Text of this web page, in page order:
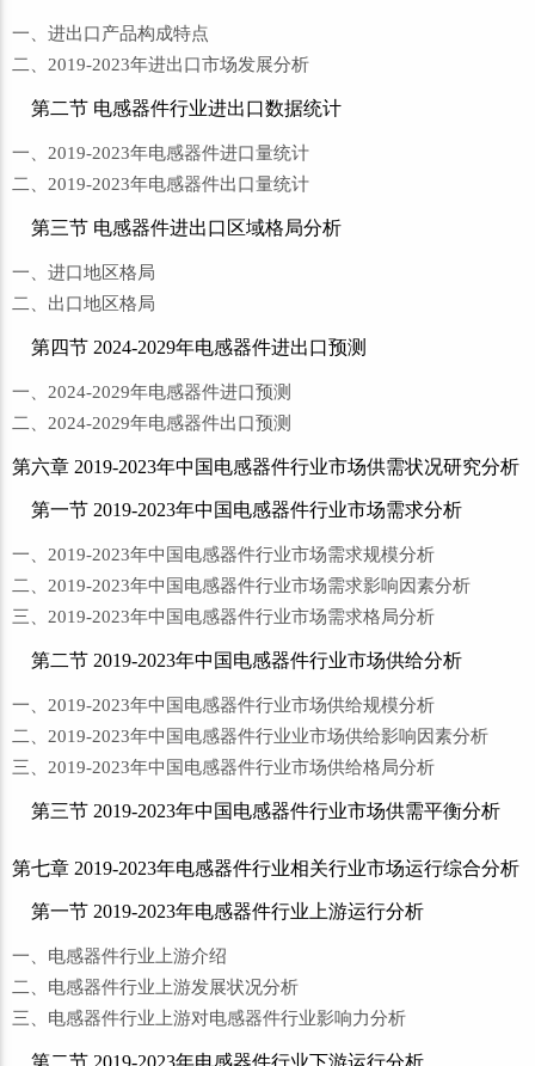
一、进出口产品构成特点
二、2019-2023年进出口市场发展分析
第二节 电感器件行业进出口数据统计
一、2019-2023年电感器件进口量统计
二、2019-2023年电感器件出口量统计
第三节 电感器件进出口区域格局分析
一、进口地区格局
二、出口地区格局
第四节 2024-2029年电感器件进出口预测
一、2024-2029年电感器件进口预测
二、2024-2029年电感器件出口预测
第六章 2019-2023年中国电感器件行业市场供需状况研究分析
第一节 2019-2023年中国电感器件行业市场需求分析
一、2019-2023年中国电感器件行业市场需求规模分析
二、2019-2023年中国电感器件行业市场需求影响因素分析
三、2019-2023年中国电感器件行业市场需求格局分析
第二节 2019-2023年中国电感器件行业市场供给分析
一、2019-2023年中国电感器件行业市场供给规模分析
二、2019-2023年中国电感器件行业业市场供给影响因素分析
三、2019-2023年中国电感器件行业市场供给格局分析
第三节 2019-2023年中国电感器件行业市场供需平衡分析
第七章 2019-2023年电感器件行业相关行业市场运行综合分析
第一节 2019-2023年电感器件行业上游运行分析
一、电感器件行业上游介绍
二、电感器件行业上游发展状况分析
三、电感器件行业上游对电感器件行业影响力分析
第二节 2019-2023年电感器件行业下游运行分析